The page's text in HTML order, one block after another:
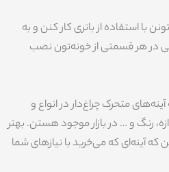
با استفاده از باتری کار کنن و به
در هر قسمتی از خونه‌تون نصب
متحرک چراغ‌دار در انواع و
رنگ و … در بازار موجود هستن. بهتر
آینه‌ای که می‌خرید با نیازهای شما